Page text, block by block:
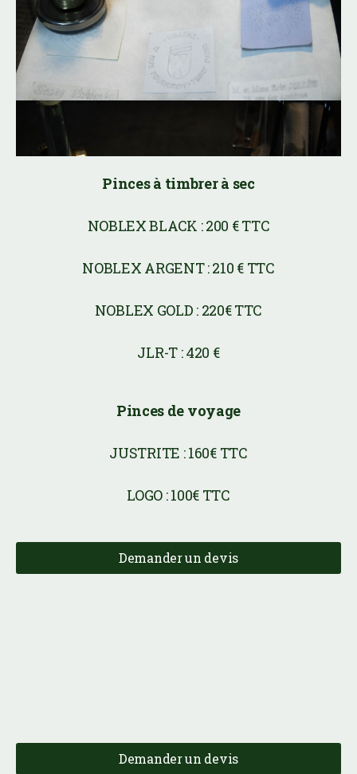
voyage
Pinces à timbrer à sec
NOBLEX BLACK : 200 € TTC
NOBLEX ARGENT : 210 € TTC
NOBLEX GOLD : 220€ TTC
JLR-T : 420 €
Pinces de voyage
JUSTRITE : 160€ TTC
LOGO : 100€ TTC
Demander un devis
Demander un devis